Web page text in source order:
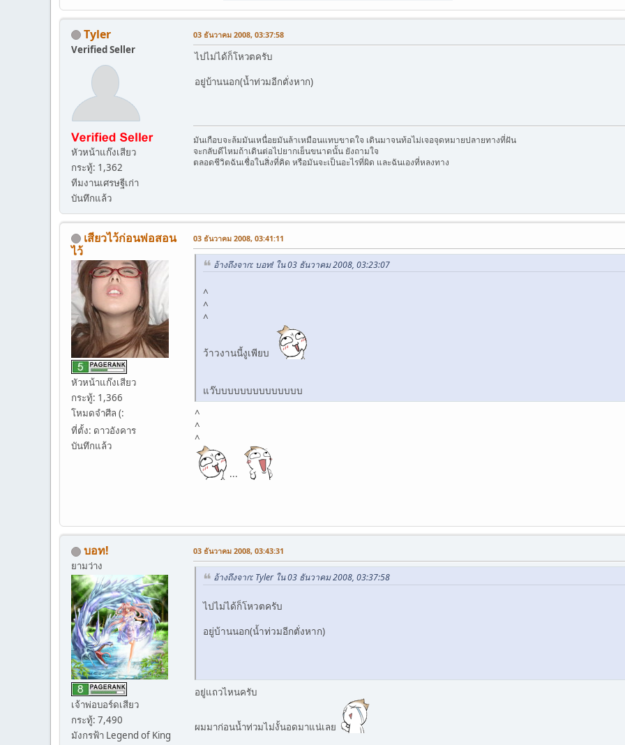
Tyler
Verified Seller
หัวหน้าแก๊งเสียว
กระทู้: 1,362
ทีมงานเศรษฐีเก่า
บันทึกแล้ว
03 ธันวาคม 2008, 03:37:58
ไปไม่ได้ก็โหวตครับ
อยู่บ้านนอก(น้ำท่วมอีกตั่งหาก)
มันเกือบจะล้มมันเหนื่อยมันล้าเหมือนแทบขาดใจ เดินมาจนท้อไม่เจอจุดหมายปลายทางที่ฝัน
จะกลับดีไหมถ้าเดินต่อไปยากเย็นขนาดนั้น ยังถามใจ
ตลอดชีวิตฉันเชื่อในสิ่งที่คิด หรือมันจะเป็นอะไรที่ผิด และฉันเองที่หลงทาง
เสียวไว้ก่อนพ่อสอน
ไว้
หัวหน้าแก๊งเสียว
กระทู้: 1,366
โหมดจำศีล (:
ที่ตั้ง: ดาวอังคาร
บันทึกแล้ว
03 ธันวาคม 2008, 03:41:11
อ้างถึงจาก: บอท! ใน 03 ธันวาคม 2008, 03:23:07
^
^
^
ว้าวงานนี้งูเพียบ
แว๊บบบบบบบบบบบบบบ
^
^
^
...
บอท!
ยามว่าง
เจ้าพ่อบอร์ดเสียว
กระทู้: 7,490
มังกรฟ้า Legend of King
03 ธันวาคม 2008, 03:43:31
อ้างถึงจาก: Tyler ใน 03 ธันวาคม 2008, 03:37:58
ไปไม่ได้ก็โหวตครับ
อยู่บ้านนอก(น้ำท่วมอีกตั่งหาก)
อยู่แถวไหนครับ
ผมมาก่อนน้ำท่วมไม่งั้นอดมาแน่เลย